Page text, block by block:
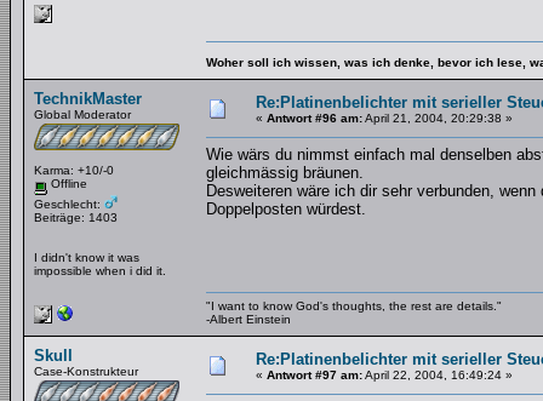
Woher soll ich wissen, was ich denke, bevor ich lese,
TechnikMaster
Global Moderator
Karma: +10/-0
Offline
Geschlecht:
Beiträge: 1403
I didn't know it was
impossible when i did it.
Re:Platinenbelichter mit serieller
« Antwort #96 am:April 21, 2004, 20:29:38 »
Wie wärs du nimmst einfach mal denselben
gleichmässig bräunen.
Desweiteren wäre ich dir sehr verbunden,
Doppelposten würdest.
"I want to know God's thoughts, the rest are details."
-Albert Einstein
Skull
Case-Konstrukteur
Re:Platinenbelichter mit serieller
« Antwort #97 am:April 22, 2004, 16:49:24 »